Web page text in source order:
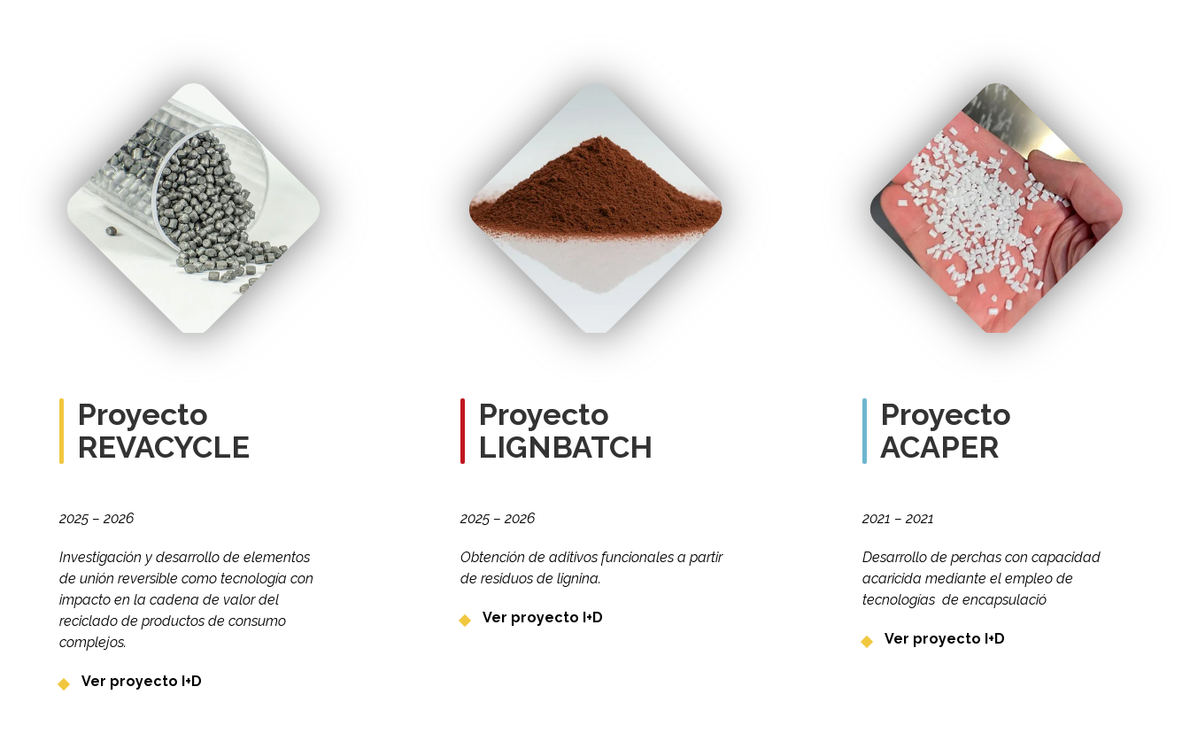
Proyecto
REVACYCLE
2025 – 2026
Investigación y desarrollo de elementos
de unión reversible como tecnología con
impacto en la cadena de valor del
reciclado de productos de consumo
complejos.
Ver proyecto I+D
Proyecto
LIGNBATCH
2025 – 2026
Obtención de aditivos funcionales a partir
de residuos de lignina.
Ver proyecto I+D
Proyecto
ACAPER
2021 – 2021
Desarrollo de perchas con capacidad
acaricida mediante el empleo de
tecnologías de encapsulació
Ver proyecto I+D